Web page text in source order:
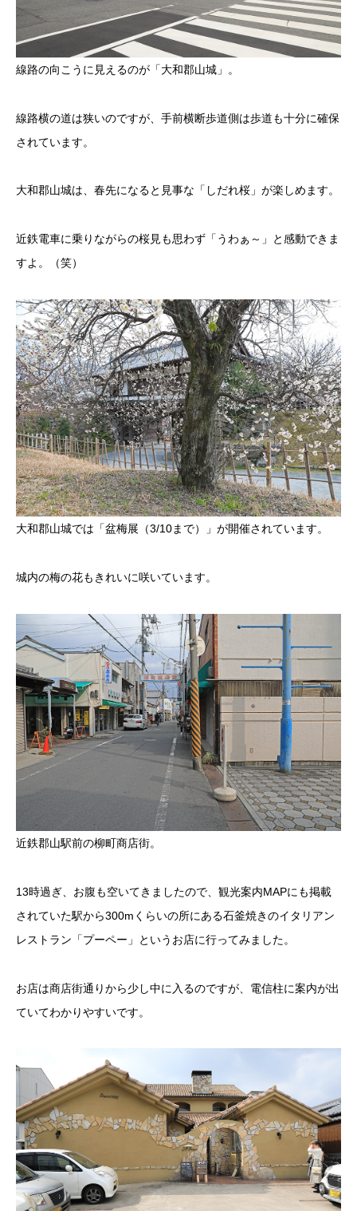
線路の向こうに見えるのが「大和郡山城」。
線路横の道は狭いのですが、手前横断歩道側は歩道も十分に確保
されています。
大和郡山城は、春先になると見事な「しだれ桜」が楽しめます。
近鉄電車に乗りながらの桜見も思わず「うわぁ～」と感動できま
すよ。（笑）
大和郡山城では「盆梅展（3/10まで）」が開催されています。
城内の梅の花もきれいに咲いています。
近鉄郡山駅前の柳町商店街。
13時過ぎ、お腹も空いてきましたので、観光案内MAPにも掲載
されていた駅から300mくらいの所にある石釜焼きのイタリアン
レストラン「プーペー」というお店に行ってみました。
お店は商店街通りから少し中に入るのですが、電信柱に案内が出
ていてわかりやすいです。